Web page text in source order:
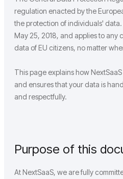
regulation enacted by the
the protection of individuals'
May 25, 2018, and applies to any
data of EU citizens, no matter
This page explains how
and ensures that your data is
and respectfully.
Purpose of this
At NextSaaS, we are fully